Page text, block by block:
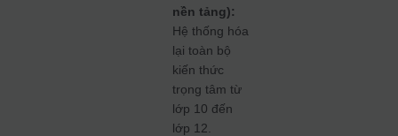
nền tảng):
Hệ thống hóa
lại toàn bộ
kiến thức
trọng tâm từ
lớp 10 đến
lớp 12.